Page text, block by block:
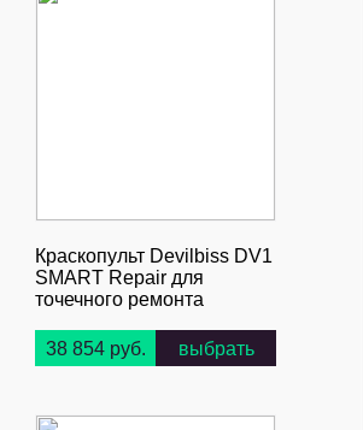
Краскопульт Devilbiss DV1
SMART Repair для
точечного ремонта
38 854 руб. выбрать